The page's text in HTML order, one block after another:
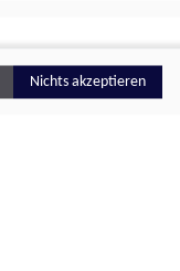
Nichts akzeptieren